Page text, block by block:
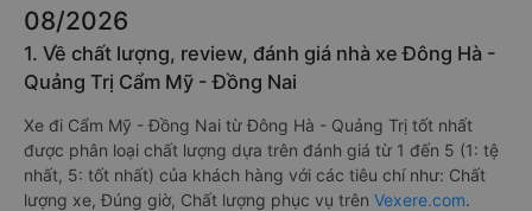
08/2026
1. Về chất lượng, review, đánh giá nhà xe Đông Hà -
Quảng Trị Cẩm Mỹ - Đồng Nai
Xe đi Cẩm Mỹ - Đồng Nai từ Đông Hà - Quảng Trị tốt nhất
được phân loại chất lượng dựa trên đánh giá từ 1 đến 5 (1: tệ
nhất, 5: tốt nhất) của khách hàng với các tiêu chí như: Chất
lượng xe, Đúng giờ, Chất lượng phục vụ trên Vexere.com.